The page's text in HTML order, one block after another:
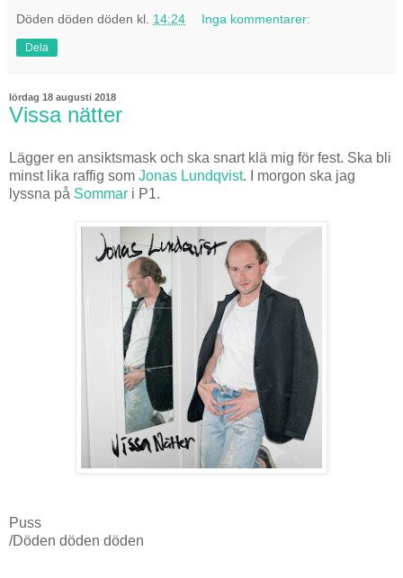
Döden döden döden kl. 14:24 Inga kommentarer:
Dela
lördag 18 augusti 2018
Vissa nätter
Lägger en ansiktsmask och ska snart klä mig för fest. Ska bli
minst lika raffig som Jonas Lundqvist. I morgon ska jag
lyssna på Sommar i P1.
Puss
/Döden döden döden